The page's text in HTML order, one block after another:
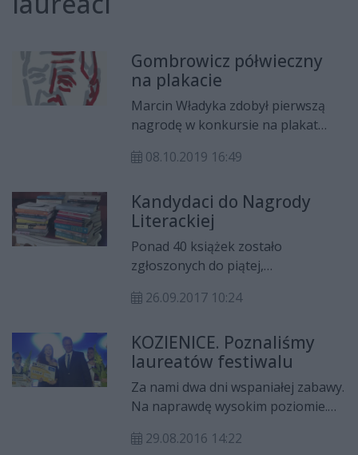
Gombrowicz półwieczny
na plakacie
Marcin Władyka zdobył pierwszą
nagrodę w konkursie na plakat
08.10.2019 16:49
Kandydaci do Nagrody
Literackiej
Ponad 40 książek zostało
zgłoszonych do piątej,
Literackiej Miasta Radomia.
26.09.2017 10:24
KOZIENICE. Poznaliśmy
laureatów festiwalu
Za nami dwa dni wspaniałej zabawy.
Na naprawdę wysokim poziomie.
się festiwal im. Bogusława
29.08.2016 14:22